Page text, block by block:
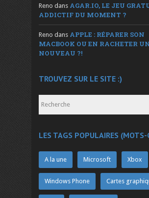
Reno dans AGAR.IO, LE JEU
ADDICTIF DU MOMENT ?
Reno dans APPLE : RÉPARER SON
MACBOOK OU EN RACHETER
NOUVEAU ?!
TROUVEZ SUR LE SITE :)
LES TAGS POPULAIRES (MOTS-
A la une Microsoft Xbox
Windows Phone Cartes